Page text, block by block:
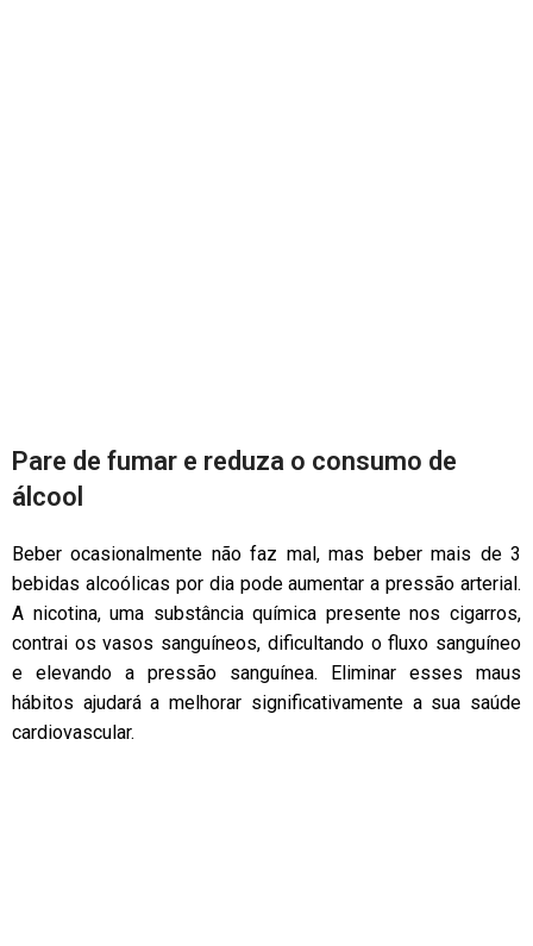
Pare de fumar e reduza o consumo de
álcool
Beber ocasionalmente não faz mal, mas beber mais de 3
bebidas alcoólicas por dia pode aumentar a pressão arterial.
A nicotina, uma substância química presente nos cigarros,
contrai os vasos sanguíneos, dificultando o fluxo sanguíneo
e elevando a pressão sanguínea. Eliminar esses maus
hábitos ajudará a melhorar significativamente a sua saúde
cardiovascular.